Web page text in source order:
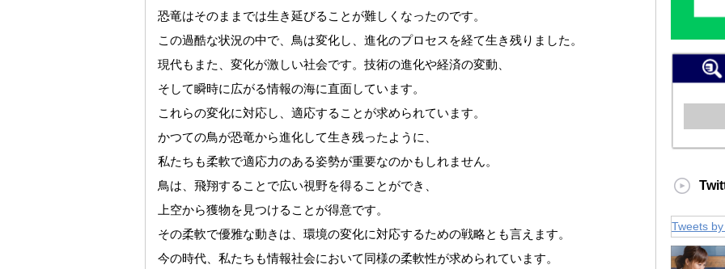
恐竜はそのままでは生き延びることが難しくなったのです。
この過酷な状況の中で、鳥は変化し、進化のプロセスを経て生き残りました。
現代もまた、変化が激しい社会です。技術の進化や経済の変動、
そして瞬時に広がる情報の海に直面しています。
これらの変化に対応し、適応することが求められています。
かつての鳥が恐竜から進化して生き残ったように、
私たちも柔軟で適応力のある姿勢が重要なのかもしれません。
鳥は、飛翔することで広い視野を得ることができ、
上空から獲物を見つけることが得意です。
その柔軟で優雅な動きは、環境の変化に対応するための戦略とも言えます。
今の時代、私たちも情報社会において同様の柔軟性が求められています。
Tweets